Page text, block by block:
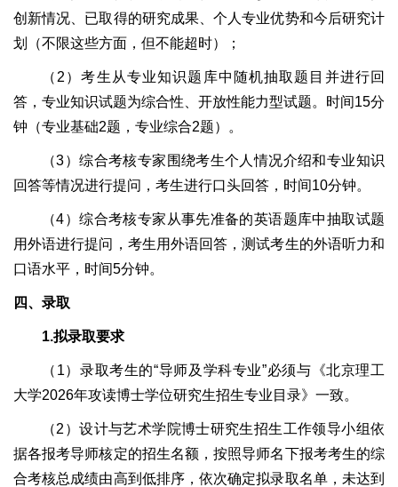
创新情况、已取得的研究成果、个人专业优势和今后研究计
划（不限这些方面，但不能超时）；
（2）考生从专业知识题库中随机抽取题目并进行回
答，专业知识试题为综合性、开放性能力型试题。时间15分
钟（专业基础2题，专业综合2题）。
（3）综合考核专家围绕考生个人情况介绍和专业知识
回答等情况进行提问，考生进行口头回答，时间10分钟。
（4）综合考核专家从事先准备的英语题库中抽取试题
用外语进行提问，考生用外语回答，测试考生的外语听力和
口语水平，时间5分钟。
四、录取
1.拟录取要求
（1）录取考生的“导师及学科专业”必须与《北京理工
大学2026年攻读博士学位研究生招生专业目录》一致。
（2）设计与艺术学院博士研究生招生工作领导小组依
据各报考导师核定的招生名额，按照导师名下报考考生的综
合考核总成绩由高到低排序，依次确定拟录取名单，未达到